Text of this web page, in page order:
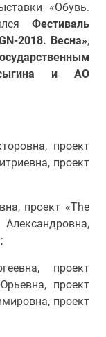
«Обувь.
Фестиваль
2018. Весна»,
и АО
проект
проект
проект «The
проект
проект
проект